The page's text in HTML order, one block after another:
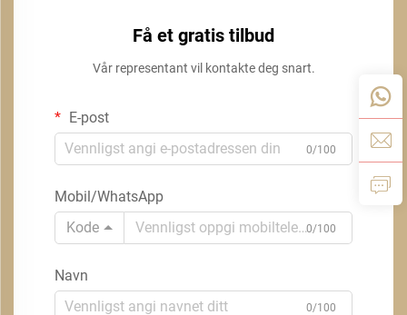
Få et gratis tilbud
Vår representant vil kontakte deg snart.
E-post
0/100
Mobil/WhatsApp
Kode
0/100
Navn
0/100